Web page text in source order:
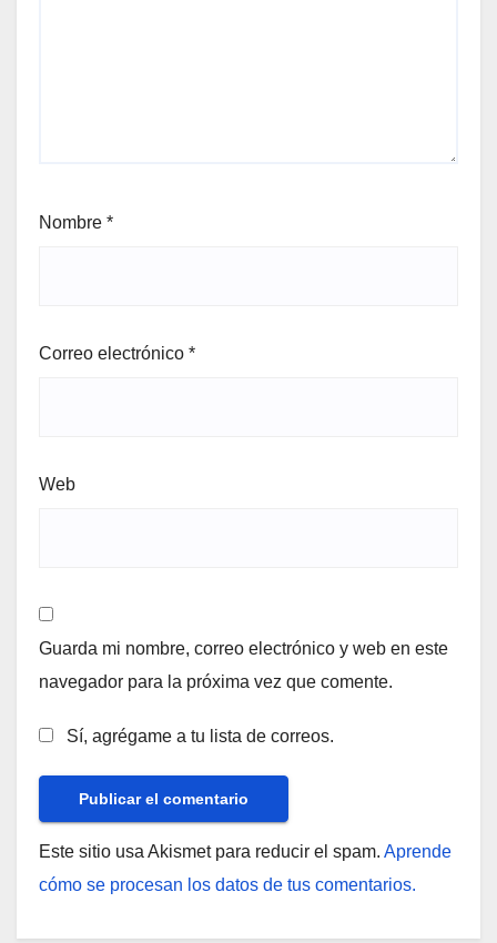
Nombre *
Correo electrónico *
Web
Guarda mi nombre, correo electrónico y web en este
navegador para la próxima vez que comente.
Sí, agrégame a tu lista de correos.
Este sitio usa Akismet para reducir el spam. Aprende
cómo se procesan los datos de tus comentarios.